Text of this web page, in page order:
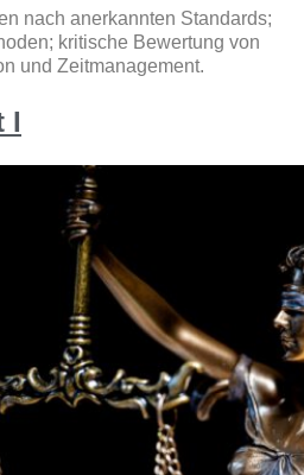
nach anerkannten Standards;
kritische Bewertung von
und Zeitmanagement.
I